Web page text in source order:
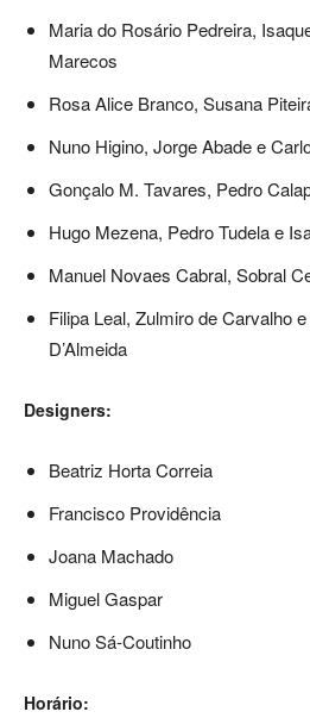
Maria do Rosário Pedreira,
Marecos
Rosa Alice Branco, Susana
Nuno Higino, Jorge Abade e
Gonçalo M. Tavares, Pedro
Hugo Mezena, Pedro Tudela e
Manuel Novaes Cabral, Sobral
Filipa Leal, Zulmiro de Carvalho
D’Almeida
Designers:
Beatriz Horta Correia
Francisco Providência
Joana Machado
Miguel Gaspar
Nuno Sá-Coutinho
Horário: